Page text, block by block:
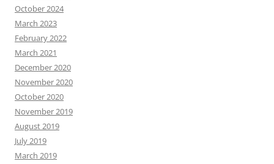
October 2024
March 2023
February 2022
March 2021
December 2020
November 2020
October 2020
November 2019
August 2019
July 2019
March 2019